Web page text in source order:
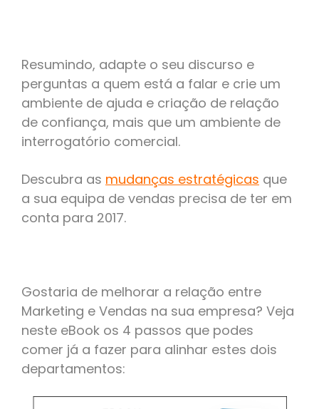
Resumindo, adapte o seu discurso e
perguntas a quem está a falar e crie um
ambiente de ajuda e criação de relação
de confiança, mais que um ambiente de
interrogatório comercial.
Descubra as mudanças estratégicas que
a sua equipa de vendas precisa de ter em
conta para 2017.
Gostaria de melhorar a relação entre
Marketing e Vendas na sua empresa? Veja
neste eBook os 4 passos que podes
comer já a fazer para alinhar estes dois
departamentos: